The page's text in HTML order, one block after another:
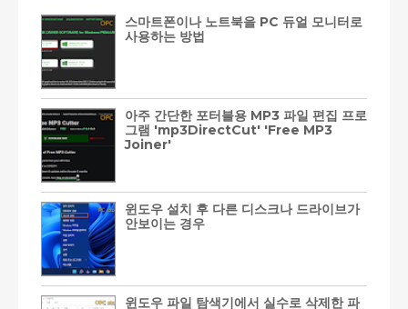
스마트폰이나 노트북을 PC 듀얼 모니터로
사용하는 방법
아주 간단한 포터블용 MP3 파일 편집 프로
그램 'mp3DirectCut' 'Free MP3
Joiner'
윈도우 설치 후 다른 디스크나 드라이브가
안보이는 경우
윈도우 파일 탐색기에서 실수로 삭제한 파